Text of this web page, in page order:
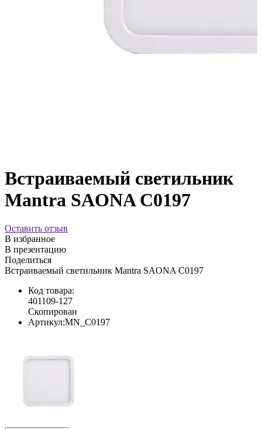
Встраиваемый светильник
Mantra SAONA C0197
Оставить отзыв
В избранное
В презентацию
Поделиться
Встраиваемый светильник Mantra SAONA C0197
Код товара:
401109-127
Скопирован
Артикул:MN_C0197